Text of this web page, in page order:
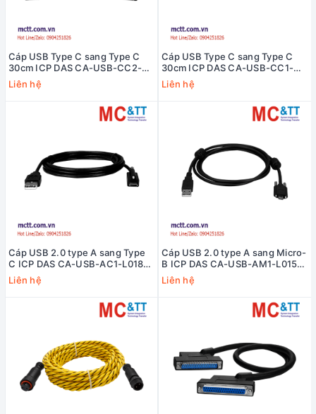
Cáp USB Type C sang Type C
30cm ICP DAS CA-USB-CC2-
L003 CR
Liên hệ
Cáp USB Type C sang Type C
30cm ICP DAS CA-USB-CC1-
L003 CR
Liên hệ
Cáp USB 2.0 type A sang Type
C ICP DAS CA-USB-AC1-L018
CR
Liên hệ
Cáp USB 2.0 type A sang Micro-
B ICP DAS CA-USB-AM1-L015
CR
Liên hệ